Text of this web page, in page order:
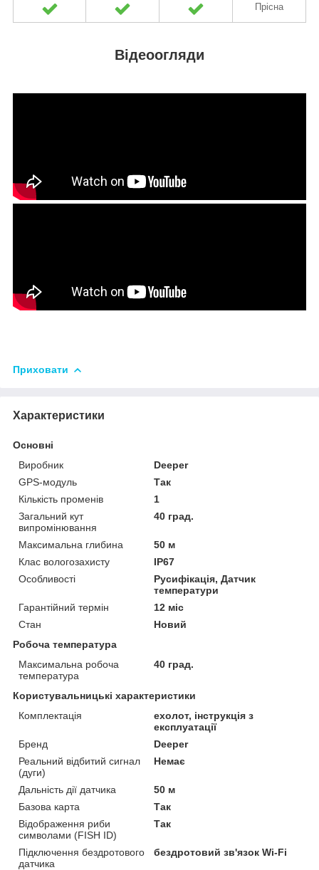
Прісна
Відеоогляди
Приховати
Характеристики
Основні
Виробник
Deeper
GPS-модуль
Так
Кількість променів
1
Загальний кут
випромінювання
40 град.
Максимальна глибина
50 м
Клас вологозахисту
IP67
Особливості
Русифікація, Датчик
температури
Гарантійний термін
12 міс
Стан
Новий
Робоча температура
Максимальна робоча
температура
40 град.
Користувальницькі характеристики
Комплектація
ехолот, інструкція з
експлуатації
Бренд
Deeper
Реальний відбитий сигнал
(дуги)
Немає
Дальність дії датчика
50 м
Базова карта
Так
Відображення риби
символами (FISH ID)
Так
Підключення бездротового
датчика
бездротовий зв'язок Wi-Fi